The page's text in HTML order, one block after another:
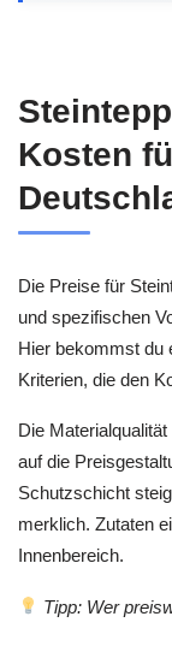
Kosten
Die Preise für
und spezifischen
Hier bekommst du
Kriterien, die den
Die
auf die
Schutzschicht
merklich. Zutaten
Innenbereich.
Tipp: Wer